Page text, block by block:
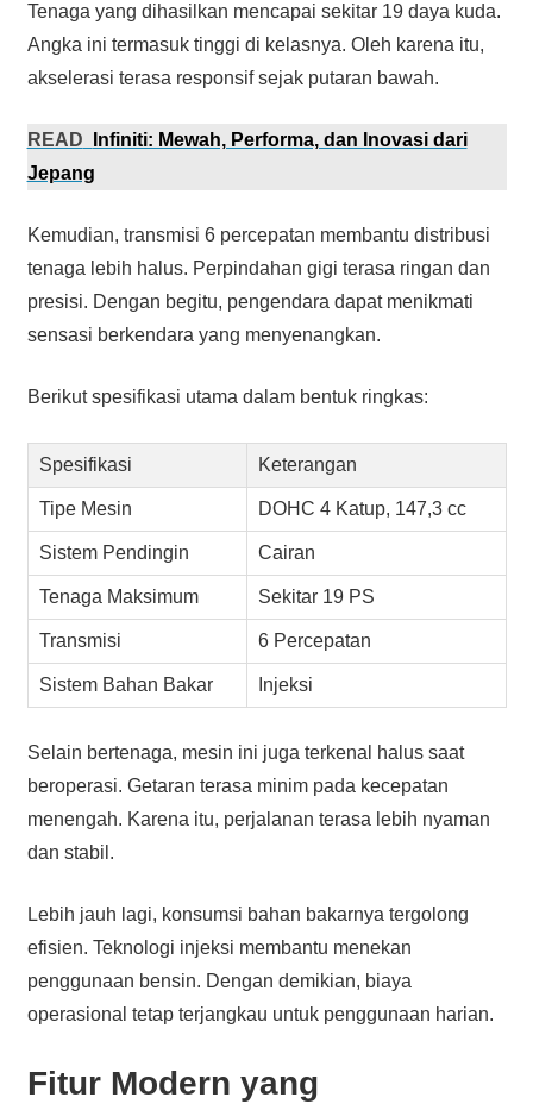
Tenaga yang dihasilkan mencapai sekitar 19 daya kuda.
Angka ini termasuk tinggi di kelasnya. Oleh karena itu,
akselerasi terasa responsif sejak putaran bawah.
READ
Infiniti: Mewah, Performa, dan Inovasi dari
Jepang
Kemudian, transmisi 6 percepatan membantu distribusi
tenaga lebih halus. Perpindahan gigi terasa ringan dan
presisi. Dengan begitu, pengendara dapat menikmati
sensasi berkendara yang menyenangkan.
Berikut spesifikasi utama dalam bentuk ringkas:
Spesifikasi Keterangan
Tipe Mesin DOHC 4 Katup, 147,3 cc
Sistem Pendingin Cairan
Tenaga Maksimum Sekitar 19 PS
Transmisi 6 Percepatan
Sistem Bahan Bakar Injeksi
Selain bertenaga, mesin ini juga terkenal halus saat
beroperasi. Getaran terasa minim pada kecepatan
menengah. Karena itu, perjalanan terasa lebih nyaman
dan stabil.
Lebih jauh lagi, konsumsi bahan bakarnya tergolong
efisien. Teknologi injeksi membantu menekan
penggunaan bensin. Dengan demikian, biaya
operasional tetap terjangkau untuk penggunaan harian.
Fitur Modern yang